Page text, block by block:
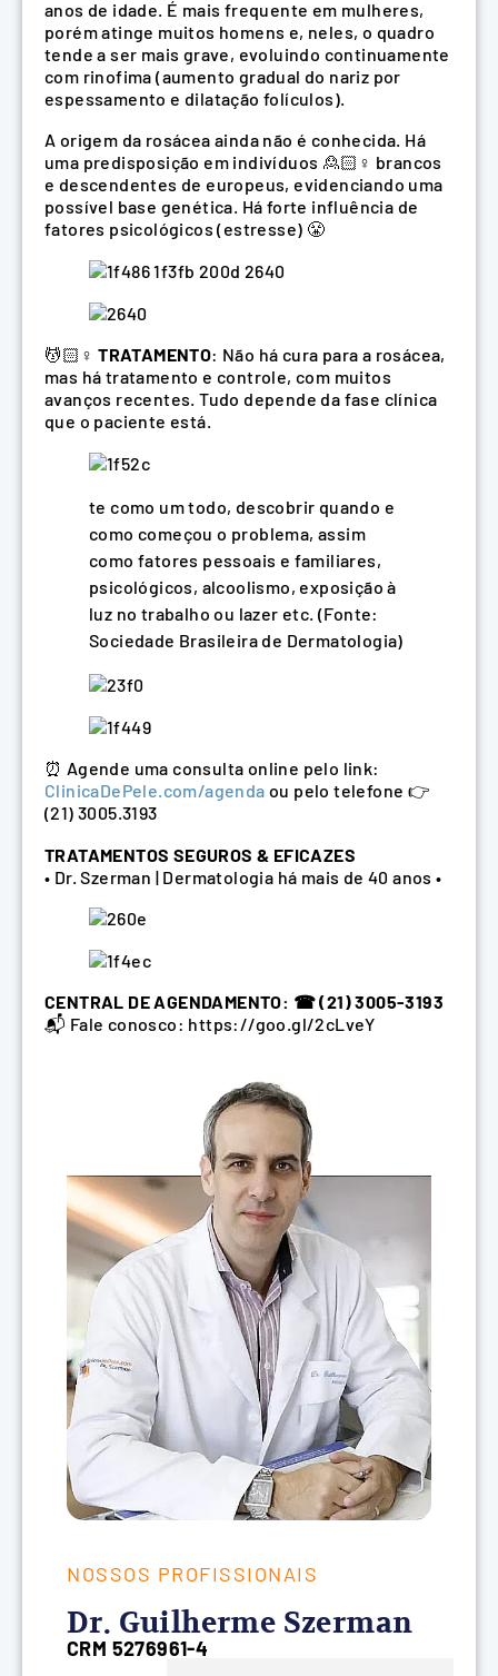
anos de idade. É mais frequente em mulheres,
porém atinge muitos homens e, neles, o quadro
tende a ser mais grave, evoluindo continuamente
com rinofima (aumento gradual do nariz por
espessamento e dilatação folículos).
A origem da rosácea ainda não é conhecida. Há
uma predisposição em indivíduos 🙎🏻♀ brancos
e descendentes de europeus, evidenciando uma
possível base genética. Há forte influência de
fatores psicológicos (estresse) 😤
💆🏻♀TRATAMENTO: Não há cura para a rosácea,
mas há tratamento e controle, com muitos
avanços recentes. Tudo depende da fase clínica
que o paciente está.
te como um todo, descobrir quando e
como começou o problema, assim
como fatores pessoais e familiares,
psicológicos, alcoolismo, exposição à
luz no trabalho ou lazer etc. (Fonte:
Sociedade Brasileira de Dermatologia)
⏰ Agende uma consulta online pelo link:
ClinicaDePele.com/agenda ou pelo telefone 👉
(21) 3005.3193
TRATAMENTOS SEGUROS & EFICAZES
• Dr. Szerman | Dermatologia há mais de 40 anos •
CENTRAL DE AGENDAMENTO: ☎ (21) 3005-3193
📬 Fale conosco: https://goo.gl/2cLveY
NOSSOS PROFISSIONAIS
Dr. Guilherme Szerman
CRM 5276961-4